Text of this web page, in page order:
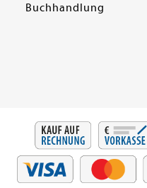
Buchhandlung